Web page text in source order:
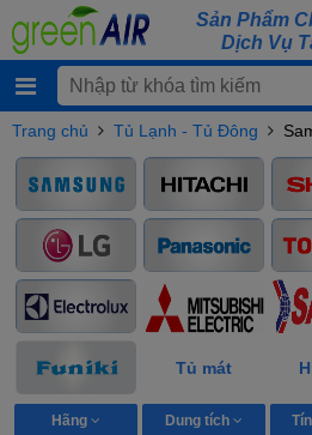
Sản Phẩm
Dịch Vụ
Trang chủ Tủ Lạnh - Tủ Đông
Tủ mát
Hãng Dung tích